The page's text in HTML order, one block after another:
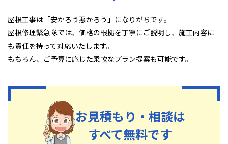
屋根工事は「安かろう悪かろう」になりがちです。
屋根修理緊急隊では、価格の根拠を丁寧にご説明し、施工内容に
も責任を持って対応いたします。
もちろん、ご予算に応じた柔軟なプラン提案も可能です。
お見積もり・相談は
すべて無料です